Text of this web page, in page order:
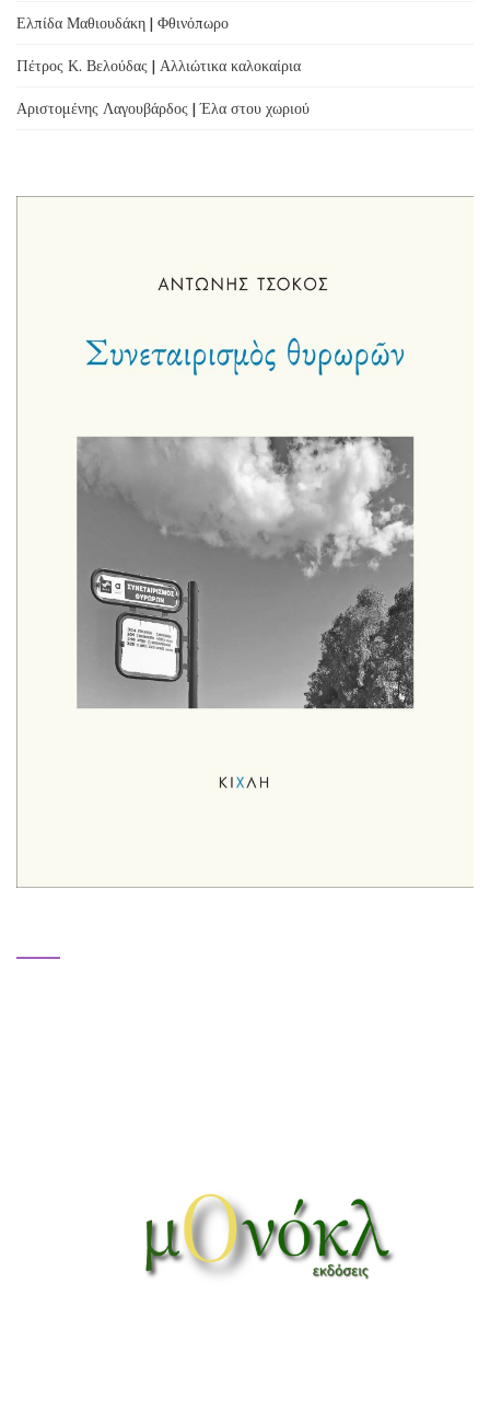
Ελπίδα Μαθιουδάκη | Φθινόπωρο
Πέτρος Κ. Βελούδας | Αλλιώτικα καλοκαίρια
Αριστομένης Λαγουβάρδος | Έλα στου χωριού